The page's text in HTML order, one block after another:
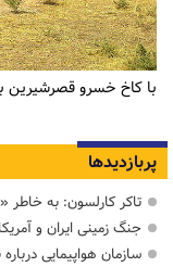
با کاخ خسرو قصرشیرین
پربازدیدها
تاکر کارلسون: به
جنگ زمینی ایران و
سازمان هواپیمایی درباره بلیت ۲۱ میلیونی تهران -